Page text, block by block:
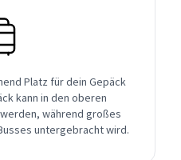
Platz für dein Gepäck
kann in den oberen
während großes
untergebracht wird.